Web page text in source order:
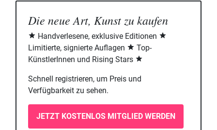
Die neue Art, Kunst zu kaufen
Handverlesene, exklusive Editionen
Limitierte, signierte Auflagen
Top-
KünstlerInnen und Rising Stars
Schnell registrieren, um Preis und
Verfügbarkeit zu sehen.
JETZT KOSTENLOS MITGLIED WERDEN